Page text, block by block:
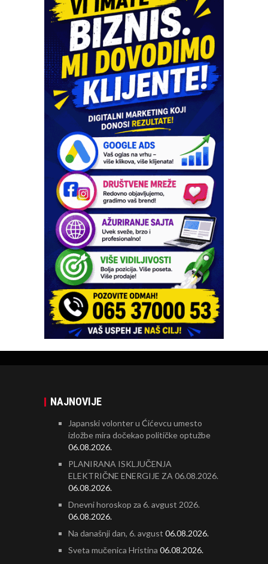
NAJNOVIJE
Japanski volonter u Ćićevcu umesto
izložbe mira dočekao političke optužbe
06.08.2026.
PLANIRANA ISKLJUČENJA
ELEKTRIČNE ENERGIJE ZA 06.08.2026.
06.08.2026.
Dnevni horoskop za 6. avgust 2026.
06.08.2026.
Na današnji dan, 6. avgust 06.08.2026.
Sveta mučenica Hristina 06.08.2026.